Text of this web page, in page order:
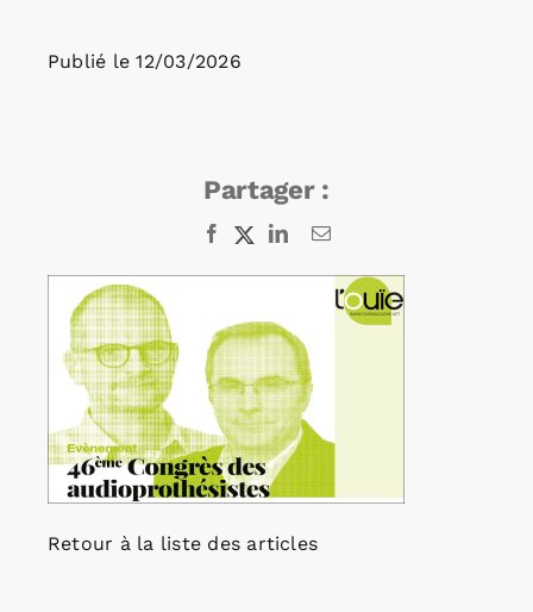
Rechercher:
Publié le 12/03/2026
Partager :
Facebook
X LinkedInEmail
Retour à la liste des articles